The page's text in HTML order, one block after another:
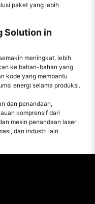
paket yang lebih
Solution in
meningkat, lebih
ke bahan-bahan yang
kode yang membantu
energi selama produksi.
dan penandaan,
komprensif dari
mesin penandaan laser
dan industri lain